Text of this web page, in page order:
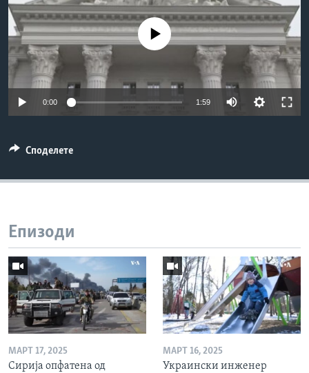
ИНТЕРВЈУА
Јазици
No media source currently available
0:00 1:59
Споделете
Епизоди
МАРТ 17, 2025
Сирија опфатена од
МАРТ 16, 2025
Украински инженер